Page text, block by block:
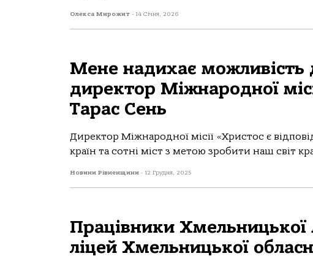
Олекса Мирожит - 14 Січня, 2026
Мене надихає
директор Міжнародної
Тарас Сень
Директор Міжнародної місії «Христос є
країн та сотні міст з метою зробити наш світ
Новини Рівненщини - 12 Грудня, 2025
Працівники
ліцей Хмельницької